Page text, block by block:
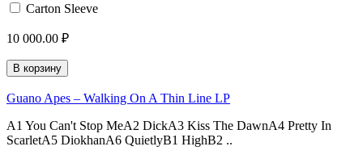
Carton Sleeve
10 000.00 ₽
В корзину
Guano Apes – Walking On A Thin Line LP
A1 You Can't Stop MeA2 DickA3 Kiss The DawnA4 Pretty In
ScarletA5 DiokhanA6 QuietlyB1 HighB2 ..